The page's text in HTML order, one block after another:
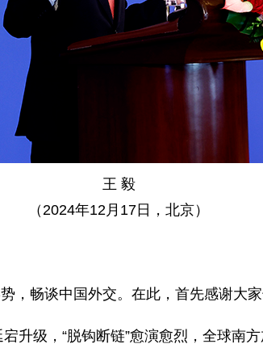
王 毅
（2024年12月17日，北京）
，畅谈中国外交。在此，首先感谢大
升级，“脱钩断链”愈演愈烈，全球南